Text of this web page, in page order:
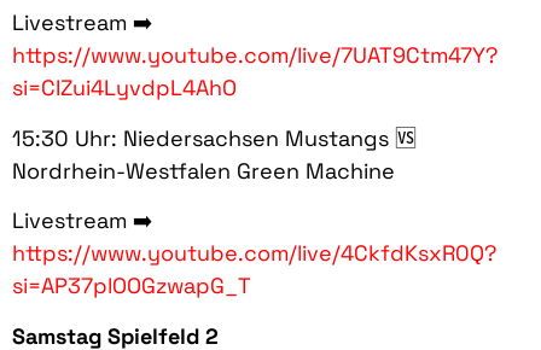
Livestream ➡️
https://www.youtube.com/live/7UAT9Ctm47Y?
si=CIZui4LyvdpL4AhO
15:30 Uhr: Niedersachsen Mustangs 🆚
Nordrhein-Westfalen Green Machine
Livestream ➡️
https://www.youtube.com/live/4CkfdKsxR0Q?
si=AP37plOOGzwapG_T
Samstag Spielfeld 2